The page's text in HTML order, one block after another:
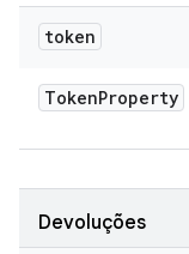
token
TokenProperty
Devoluções